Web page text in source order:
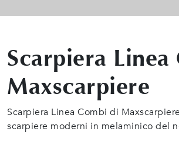
Scarpiera
Maxscarpiere
Scarpiera Linea Combi di
scarpiere moderni in melaminico del